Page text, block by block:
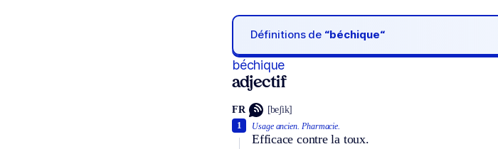
Définitions de “béchique“
béchique
adjectif
FR [beʃik]
Usage ancien. Pharmacie.
Efficace contre la toux.
1